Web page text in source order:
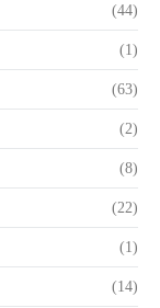
(44)
(1)
(63)
(2)
(8)
(22)
(1)
(14)